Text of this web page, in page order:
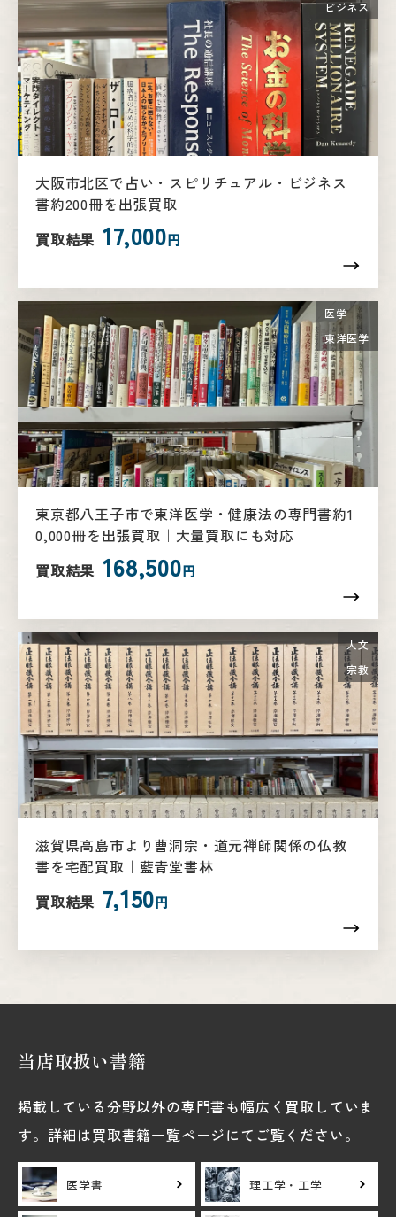
ビジネス
大阪市北区で占い・スピリチュアル・ビジネス
書約200冊を出張買取
買取結果 17,000円
医学
東洋医学
東京都八王子市で東洋医学・健康法の専門書約1
0,000冊を出張買取｜大量買取にも対応
買取結果 168,500円
人文
宗教
滋賀県高島市より曹洞宗・道元禅師関係の仏教
書を宅配買取｜藍青堂書林
買取結果 7,150円
当店取扱い書籍
掲載している分野以外の専門書も幅広く買取していま
す。詳細は買取書籍一覧ページにてご覧ください。
医学書 理工学・工学